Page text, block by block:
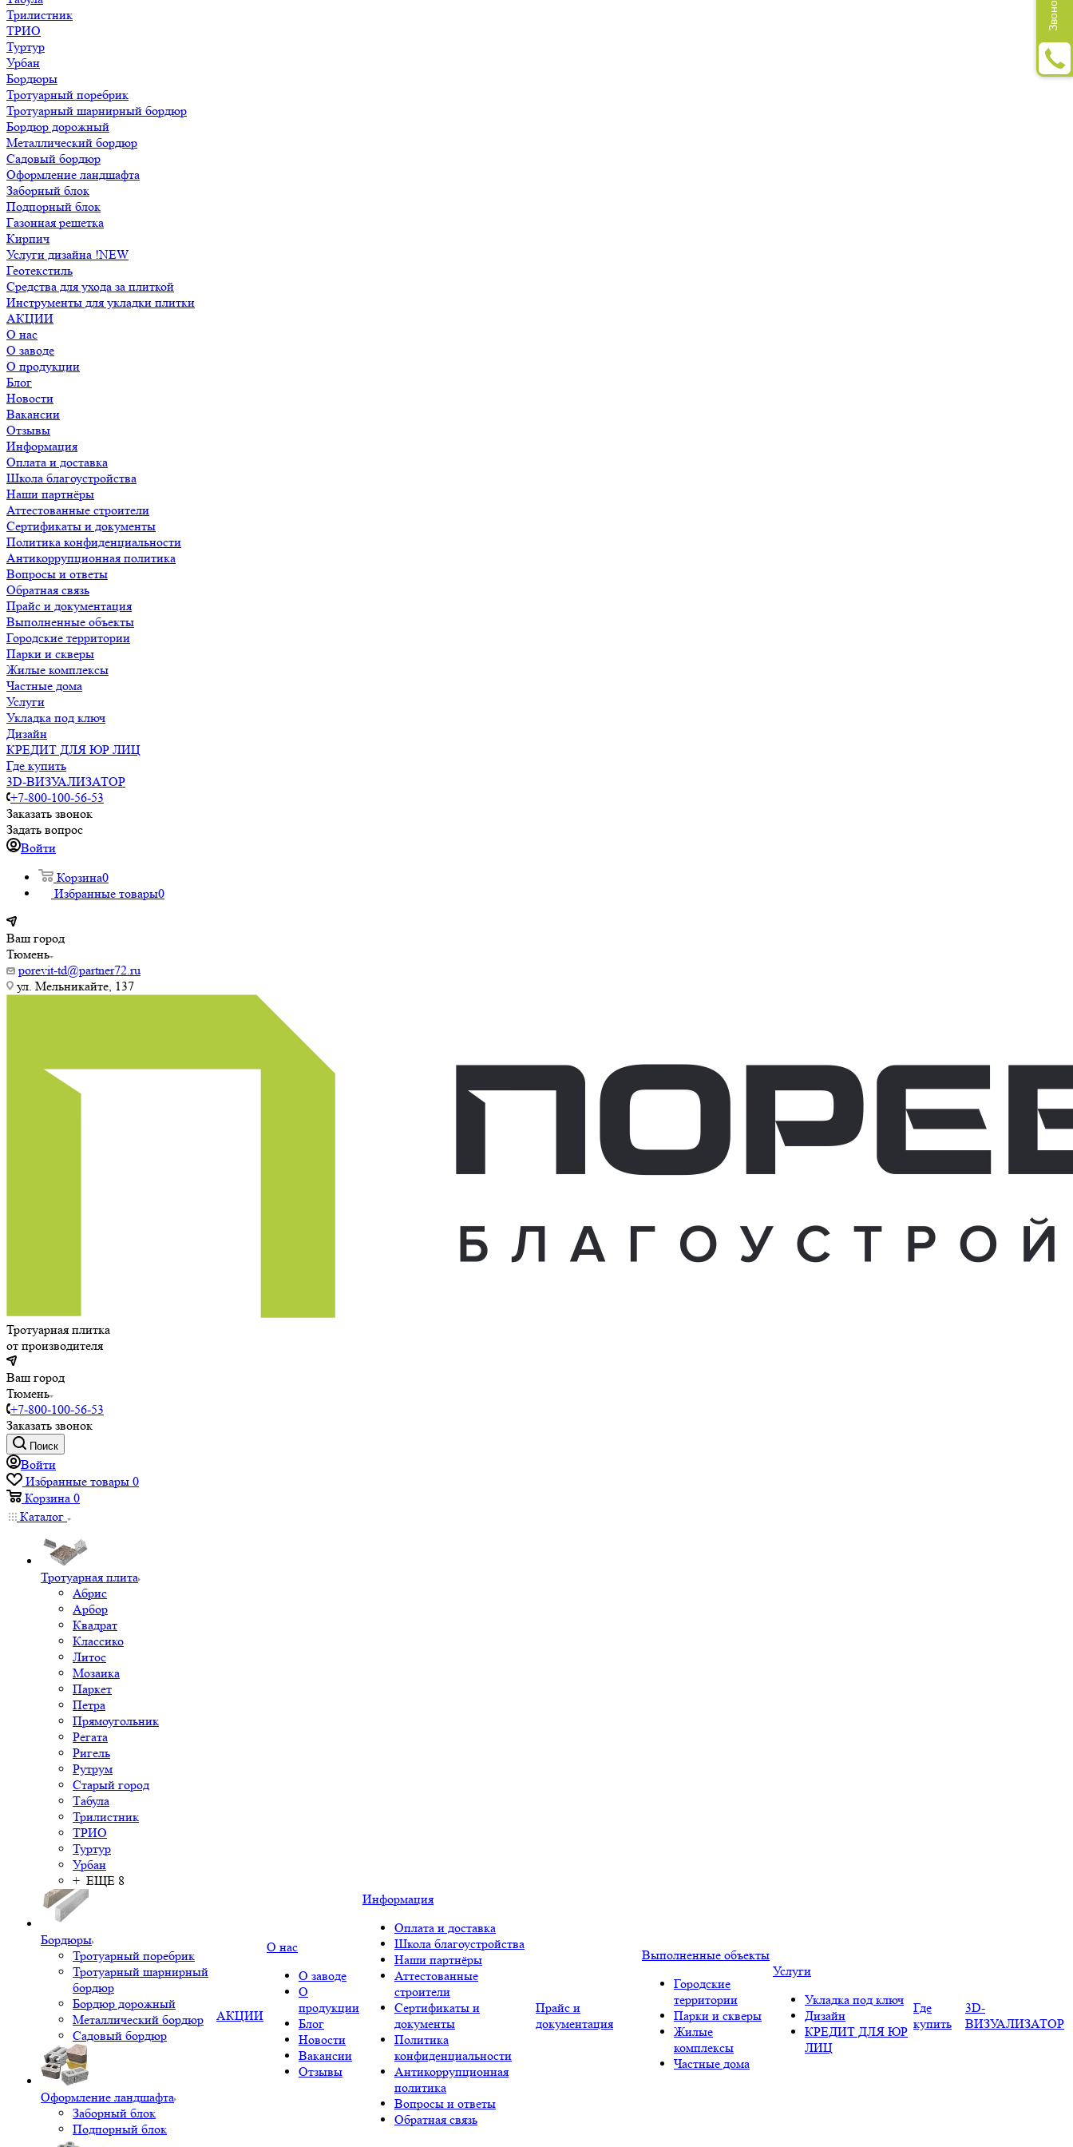
Трилистник
ТРИО
Туртур
Урбан
Бордюры
Тротуарный поребрик
Тротуарный шарнирный бордюр
Бордюр дорожный
Металлический бордюр
Садовый бордюр
Оформление ландшафта
Заборный блок
Подпорный блок
Газонная решетка
Кирпич
Услуги дизайна !NEW
Геотекстиль
Средства для ухода за плиткой
Инструменты для укладки плитки
АКЦИИ
О нас
О заводе
О продукции
Блог
Новости
Вакансии
Отзывы
Информация
Оплата и доставка
Школа благоустройства
Наши партнёры
Аттестованные строители
Сертификаты и документы
Политика конфиденциальности
Антикоррупционная политика
Вопросы и ответы
Обратная связь
Прайс и документация
Выполненные объекты
Городские территории
Парки и скверы
Жилые комплексы
Частные дома
Услуги
Укладка под ключ
Дизайн
КРЕДИТ ДЛЯ ЮР ЛИЦ
Где купить
3D-ВИЗУАЛИЗАТОР
+7-800-100-56-53
Заказать звонок
Задать вопрос
Войти
Корзина0
Избранные товары0
Ваш город
Тюмень
porevit-td@partner72.ru
ул. Мельникайте, 137
Тротуарная плитка
от производителя
Ваш город
Тюмень
+7-800-100-56-53
Заказать звонок
Поиск
Войти
Избранные товары 0
Корзина 0
Каталог
Тротуарная плита
Абрис
Арбор
Квадрат
Классико
Литос
Мозаика
Паркет
Петра
Прямоугольник
Регата
Ригель
Рутрум
Старый город
Табула
Трилистник
ТРИО
Туртур
Урбан
+ ЕЩЕ 8
Бордюры
Тротуарный поребрик
Тротуарный шарнирный
бордюр
Бордюр дорожный
Металлический бордюр
Садовый бордюр
Оформление ландшафта
Заборный блок
Подпорный блок
АКЦИИ
О нас
О заводе
О
продукции
Блог
Новости
Вакансии
Отзывы
Информация
Оплата и доставка
Школа благоустройства
Наши партнёры
Аттестованные
строители
Сертификаты и
документы
Политика
конфиденциальности
Антикоррупционная
политика
Вопросы и ответы
Обратная связь
Прайс и
документация
Выполненные объекты
Городские
территории
Парки и скверы
Жилые
комплексы
Частные дома
Услуги
Укладка под ключ
Дизайн
КРЕДИТ ДЛЯ ЮР
ЛИЦ
Где
купить
3D-
ВИЗУАЛИЗАТОР